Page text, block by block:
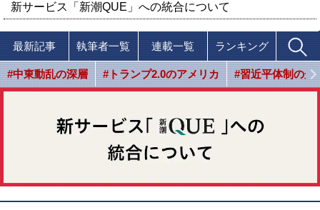
新サービス「新潮QUE」への統合について
最新記事 執筆者一覧 連載一覧 ランキング
#中東動乱の深層 #トランプ2.0のアメリカ #習近平体制の光